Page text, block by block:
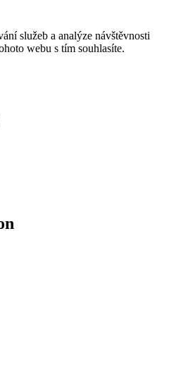
služeb a analýze návštěvnosti
webu s tím souhlasíte.